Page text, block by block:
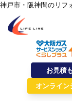
内容をスキップ
神戸市・阪神間のリフ
株式会社ライフラ
お見積
オンライン